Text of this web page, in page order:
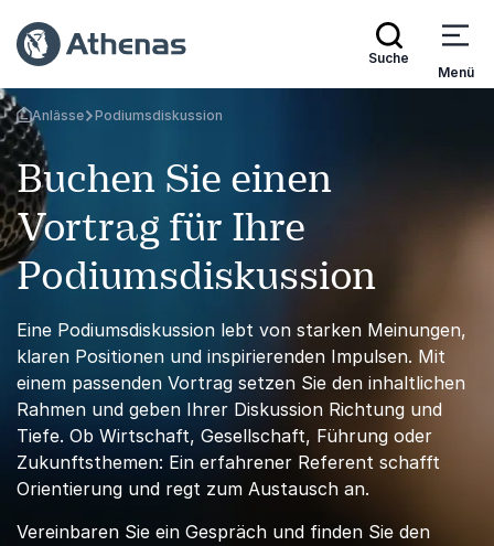
Suche
Menü
Zurück zur Startseite
Anlässe Podiumsdiskussion
Buchen Sie einen
Vortrag für Ihre
Podiumsdiskussion
Eine Podiumsdiskussion lebt von starken Meinungen,
klaren Positionen und inspirierenden Impulsen. Mit
einem passenden Vortrag setzen Sie den inhaltlichen
Rahmen und geben Ihrer Diskussion Richtung und
Tiefe. Ob Wirtschaft, Gesellschaft, Führung oder
Zukunftsthemen: Ein erfahrener Referent schafft
Orientierung und regt zum Austausch an.
Vereinbaren Sie ein Gespräch und finden Sie den